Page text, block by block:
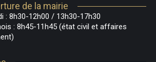
de la mairie
: 8h30-12h00 / 13h30-17h30
: 8h45-11h45 (état civil et affaires